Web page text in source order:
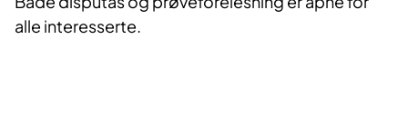
alle interesserte.